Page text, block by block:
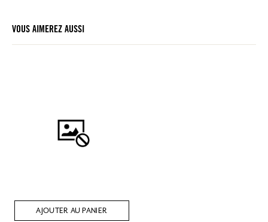
VOUS AIMEREZ AUSSI
AJOUTER AU PANIER